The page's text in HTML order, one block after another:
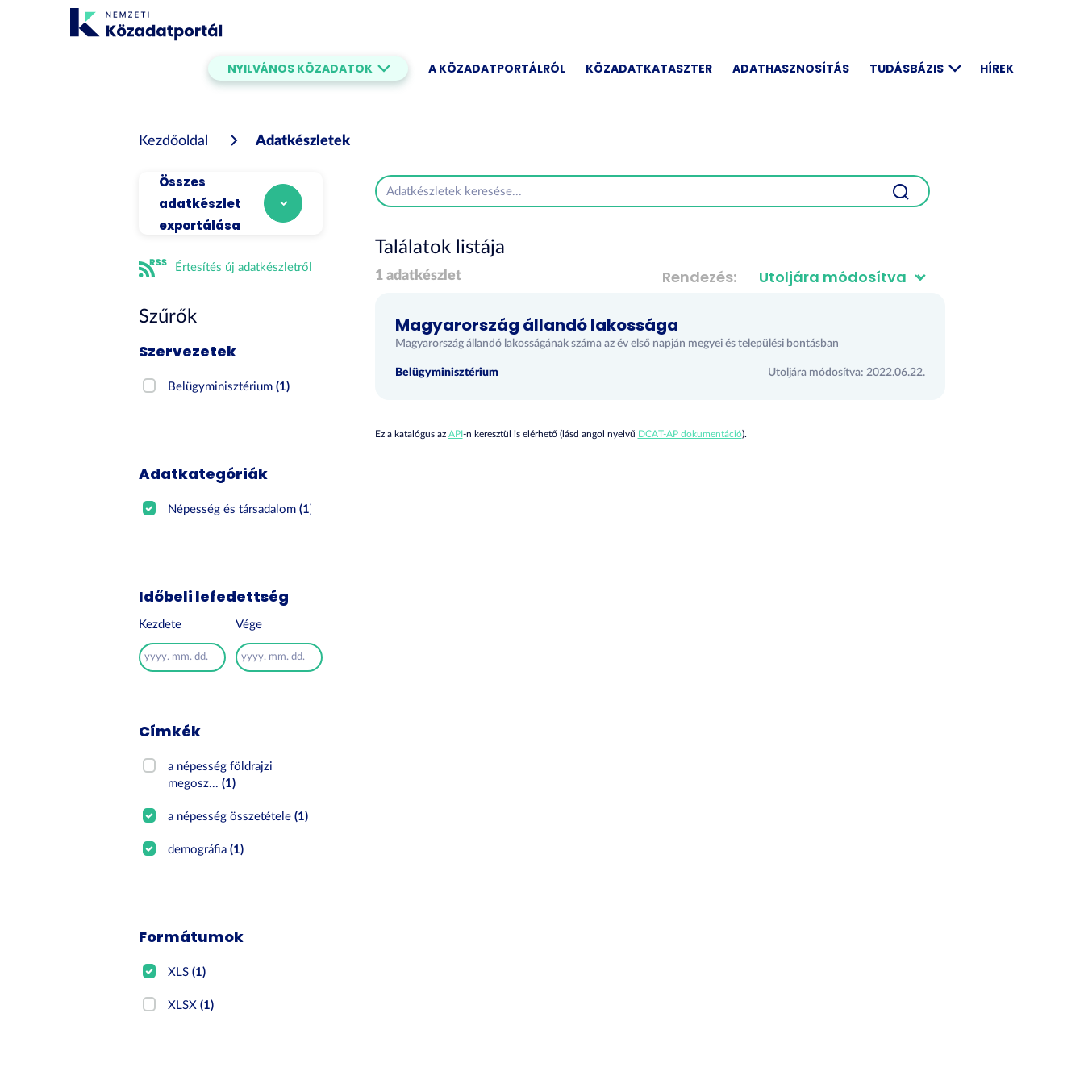
NYILVÁNOS KÖZADATOK A KÖZADATPORTÁLRÓL KÖZADATKATASZTER ADATHASZNOSÍTÁS TUDÁSBÁZIS HÍREK
Kezdőoldal Adatkészletek
Összes
adatkészlet
exportálása
Értesítés új adatkészletről
Szűrők
Szervezetek
Belügyminisztérium(1)
Adatkategóriák
Népesség és társadalom(1)
Időbeli lefedettség
Kezdete Vége
Címkék
a népesség földrajzi
megosz...(1)
a népesség összetétele(1)
demográfia(1)
Formátumok
XLS(1)
XLSX(1)
Rendezés
Találatok listája
1 adatkészlet
Magyarország állandó lakossága
Magyarország állandó lakosságának száma az év első napján megyei és települési bontásban
Belügyminisztérium Utoljára módosítva: 2022.06.22.
Ez a katalógus az API-n keresztül is elérhető (lásd angol nyelvű DCAT-AP dokumentáció).